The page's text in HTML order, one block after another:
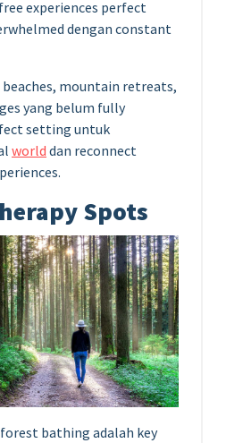
experiences perfect
dengan constant
mountain retreats,
yang belum fully
setting untuk
world dan reconnect
Spots
bathing adalah key